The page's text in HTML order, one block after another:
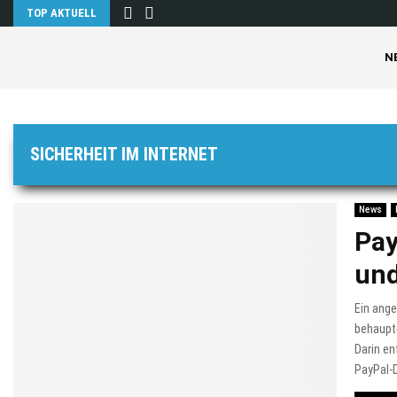
TOP AKTUELL
SICHERHEIT IM INTERNET
News
Ein
Darin
PayPal-